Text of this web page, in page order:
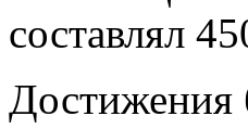
составлял
Достижения